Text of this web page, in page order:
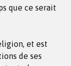
que ce serait
et est
de ses